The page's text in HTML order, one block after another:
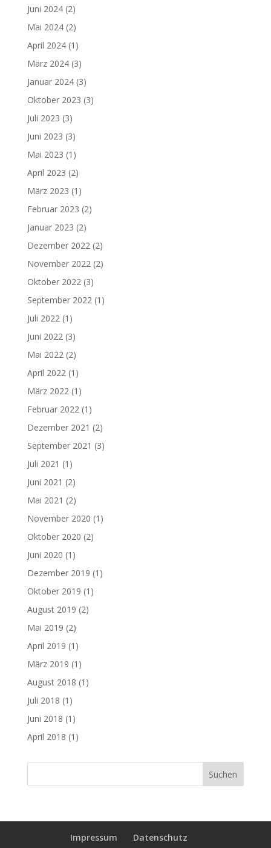
Juni 2024(2)
Mai 2024(2)
April 2024(1)
März 2024(3)
Januar 2024(3)
Oktober 2023 (3)
Juli 2023 (3)
Juni 2023 (3)
Mai 2023 (1)
April 2023 (2)
März 2023 (1)
Februar 2023 (2)
Januar 2023 (2)
Dezember 2022 (2)
November 2022 (2)
Oktober 2022 (3)
September 2022 (1)
Juli 2022 (1)
Juni 2022 (3)
Mai 2022 (2)
April 2022 (1)
März 2022 (1)
Februar 2022 (1)
Dezember 2021 (2)
September 2021 (3)
Juli 2021 (1)
Juni 2021 (2)
Mai 2021 (2)
November 2020 (1)
Oktober 2020 (2)
Juni 2020 (1)
Dezember 2019 (1)
Oktober 2019 (1)
August 2019 (2)
Mai 2019 (2)
April 2019 (1)
März 2019 (1)
August 2018 (1)
Juli 2018 (1)
Juni 2018 (1)
April 2018 (1)
Impressum Datenschutz